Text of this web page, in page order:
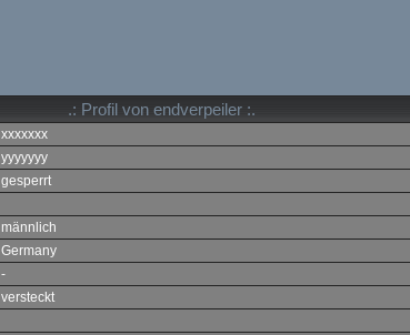
.: Profil von endverpeiler :.
xxxxxxx
yyyyyyy
gesperrt
männlich
Germany
-
versteckt